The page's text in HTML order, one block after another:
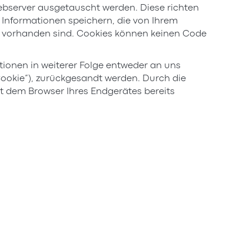
ausgetauscht werden. Diese richten
speichern, die von Ihrem
sind. Cookies können keinen Code
in weiterer Folge entweder an uns
zurückgesandt werden. Durch die
Browser Ihres Endgerätes bereits